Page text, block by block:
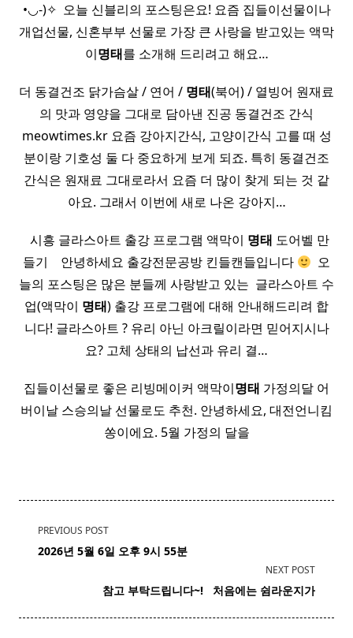
•◡-)✧ ​ 오늘 신블리의 포스팅은요! 요즘 집들이선물이나
개업선물, 신혼부부 선물로 가장 큰 사랑을 받고있는 액막
이명태를 소개해 드리려고 해요…
더 동결건조 닭가슴살 / 연어 / 명태(북어) / 열빙어 원재료
의 맛과 영양을 그대로 담아낸 진공 동결건조 간식
meowtimes.kr 요즘 강아지간식, 고양이간식 고를 때 성
분이랑 기호성 둘 다 중요하게 보게 되죠. 특히 동결건조
간식은 원재료 그대로라서 요즘 더 많이 찾게 되는 것 같
아요. 그래서 이번에 새로 나온 강아지…
​ ​ 시흥 글라스아트 출강 프로그램 액막이 명태 도어벨 만
들기 ​ ​ ​ 안녕하세요 출강전문공방 킨들캔들입니다
​ 오
늘의 포스팅은 많은 분들께 사랑받고 있는 ​ 글라스아트 수
업(액막이 명태) 출강 프로그램에 대해 안내해드리려 합
니다! 글라스아트 ? 유리 아닌 아크릴이라면 믿어지시나
요? 고체 상태의 납선과 유리 결…
집들이선물로 좋은 리빙메이커 액막이명태 가정의달 어
버이날 스승의날 선물로도 추천. 안녕하세요, 대전언니킴
쏭이에요. 5월 가정의 달을
<span
class="nav-
text">Page</span>
PREVIOUS POST
2026년 5월 6일 오후 9시 55분
NEXT POST
참고 부탁드립니다~! ​ ​ 처음에는 쉼라운지가